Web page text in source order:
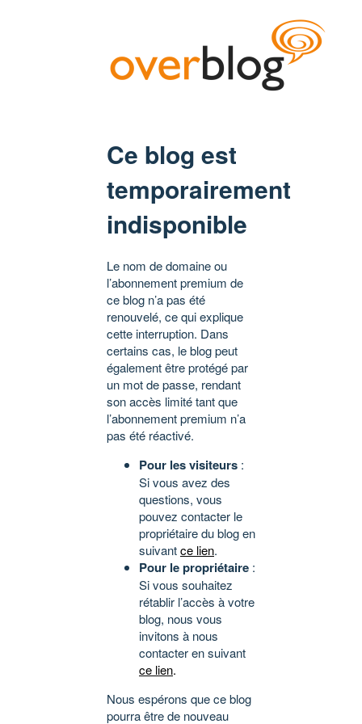
Ce blog est
temporairement
indisponible
Le nom de domaine ou
l’abonnement premium de
ce blog n’a pas été
renouvelé, ce qui explique
cette interruption. Dans
certains cas, le blog peut
également être protégé par
un mot de passe, rendant
son accès limité tant que
l’abonnement premium n’a
pas été réactivé.
Pour les visiteurs :
Si vous avez des
questions, vous
pouvez contacter le
propriétaire du blog en
suivantce lien.
Pour le propriétaire :
Si vous souhaitez
rétablir l’accès à votre
blog, nous vous
invitons à nous
contacter en suivant
ce lien.
Nous espérons que ce blog
pourra être de nouveau